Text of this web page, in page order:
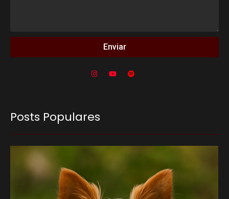
Enviar
Posts Populares